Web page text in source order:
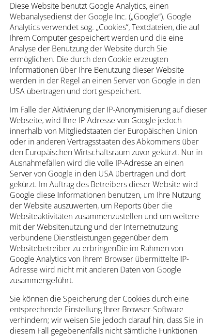
Diese Website benutzt Google Analytics, einen
Webanalysedienst der Google Inc. („Google“). Google
Analytics verwendet sog. „Cookies“, Textdateien, die auf
Ihrem Computer gespeichert werden und die eine
Analyse der Benutzung der Website durch Sie
ermöglichen. Die durch den Cookie erzeugten
Informationen über Ihre Benutzung dieser Website
werden in der Regel an einen Server von Google in den
USA übertragen und dort gespeichert.
Im Falle der Aktivierung der IP-Anonymisierung auf dieser
Webseite, wird Ihre IP-Adresse von Google jedoch
innerhalb von Mitgliedstaaten der Europäischen Union
oder in anderen Vertragsstaaten des Abkommens über
den Europäischen Wirtschaftsraum zuvor gekürzt. Nur in
Ausnahmefällen wird die volle IP-Adresse an einen
Server von Google in den USA übertragen und dort
gekürzt. Im Auftrag des Betreibers dieser Website wird
Google diese Informationen benutzen, um Ihre Nutzung
der Website auszuwerten, um Reports über die
Websiteaktivitäten zusammenzustellen und um weitere
mit der Websitenutzung und der Internetnutzung
verbundene Dienstleistungen gegenüber dem
Websitebetreiber zu erbringenDie im Rahmen von
Google Analytics von Ihrem Browser übermittelte IP-
Adresse wird nicht mit anderen Daten von Google
zusammengeführt.
Sie können die Speicherung der Cookies durch eine
entsprechende Einstellung Ihrer Browser-Software
verhindern; wir weisen Sie jedoch darauf hin, dass Sie in
diesem Fall gegebenenfalls nicht sämtliche Funktionen